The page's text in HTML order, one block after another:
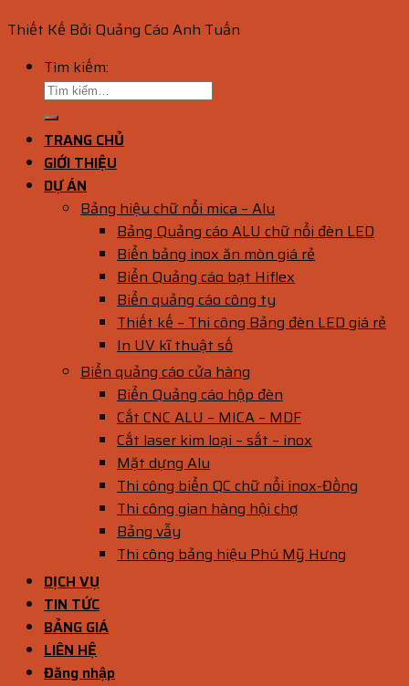
Thiết Kế Bởi Quảng Cáo Anh Tuấn
Tìm kiếm:
TRANG CHỦ
GIỚI THIỆU
DỰ ÁN
Bảng hiệu chữ nổi mica – Alu
Bảng Quảng cáo ALU chữ nổi đèn LED
Biển bảng inox ăn mòn giá rẻ
Biển Quảng cáo bạt Hiflex
Biển quảng cáo công ty
Thiết kế – Thi công Bảng đèn LED giá rẻ
In UV kĩ thuật số
Biển quảng cáo cửa hàng
Biển Quảng cáo hộp đèn
Cắt CNC ALU – MICA – MDF
Cắt laser kim loại – sắt – inox
Mặt dựng Alu
Thi công biển QC chữ nổi inox-Đồng
Thi công gian hàng hội chợ
Bảng vẫy
Thi công bảng hiệu Phú Mỹ Hưng
DỊCH VỤ
TIN TỨC
BẢNG GIÁ
LIÊN HỆ
Đăng nhập